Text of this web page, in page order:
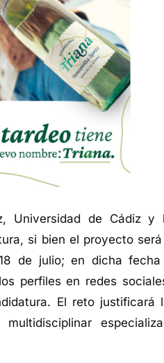
Universidad de Cádiz y
si bien el proyecto
de julio; en dicha
perfiles en redes
El reto justificará